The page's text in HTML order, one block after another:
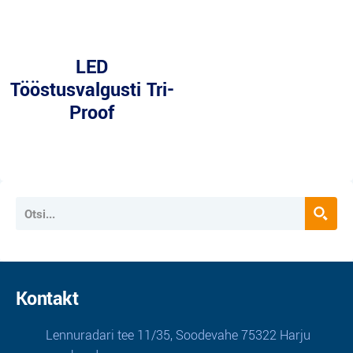
LED
Tööstusvalgusti Tri-
Proof
Kontakt
Lennuradari tee 11/35, Soodevahe 75322 Harju